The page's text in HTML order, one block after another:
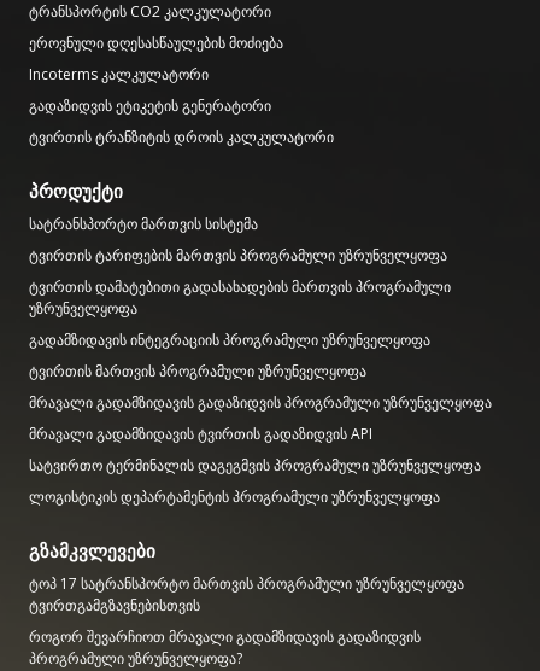
ტრანსპორტის CO2 კალკულატორი
ეროვნული დღესასწაულების მოძიება
Incoterms კალკულატორი
გადაზიდვის ეტიკეტის გენერატორი
ტვირთის ტრანზიტის დროის კალკულატორი
პროდუქტი
სატრანსპორტო მართვის სისტემა
ტვირთის ტარიფების მართვის პროგრამული უზრუნველყოფა
ტვირთის დამატებითი გადასახადების მართვის პროგრამული
უზრუნველყოფა
გადამზიდავის ინტეგრაციის პროგრამული უზრუნველყოფა
ტვირთის მართვის პროგრამული უზრუნველყოფა
მრავალი გადამზიდავის გადაზიდვის პროგრამული უზრუნველყოფა
მრავალი გადამზიდავის ტვირთის გადაზიდვის API
სატვირთო ტერმინალის დაგეგმვის პროგრამული უზრუნველყოფა
ლოგისტიკის დეპარტამენტის პროგრამული უზრუნველყოფა
გზამკვლევები
ტოპ 17 სატრანსპორტო მართვის პროგრამული უზრუნველყოფა
ტვირთგამგზავნებისთვის
როგორ შევარჩიოთ მრავალი გადამზიდავის გადაზიდვის
პროგრამული უზრუნველყოფა?